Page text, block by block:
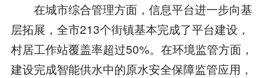
在城市综合管理方面，信息平台进一步向基
层拓展，全市213个街镇基本完成了平台建设，
村居工作站覆盖率超过50%。在环境监管方面，
建设完成智能供水中的原水安全保障监管应用，